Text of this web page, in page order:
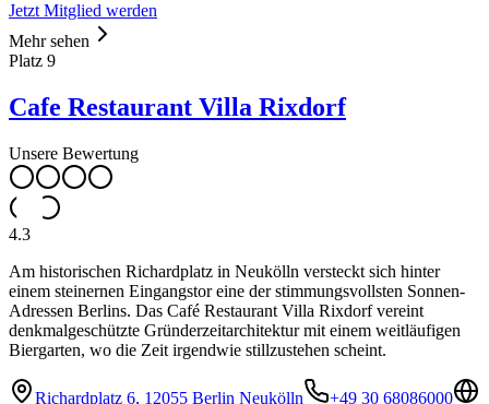
Jetzt Mitglied werden
Mehr sehen
Platz 9
Cafe Restaurant Villa Rixdorf
Unsere Bewertung
4.3
Am historischen Richardplatz in Neukölln versteckt sich hinter
einem steinernen Eingangstor eine der stimmungsvollsten Sonnen-
Adressen Berlins. Das Café Restaurant Villa Rixdorf vereint
denkmalgeschützte Gründerzeitarchitektur mit einem weitläufigen
Biergarten, wo die Zeit irgendwie stillzustehen scheint.
Richardplatz 6, 12055 Berlin Neukölln
+49 30 68086000